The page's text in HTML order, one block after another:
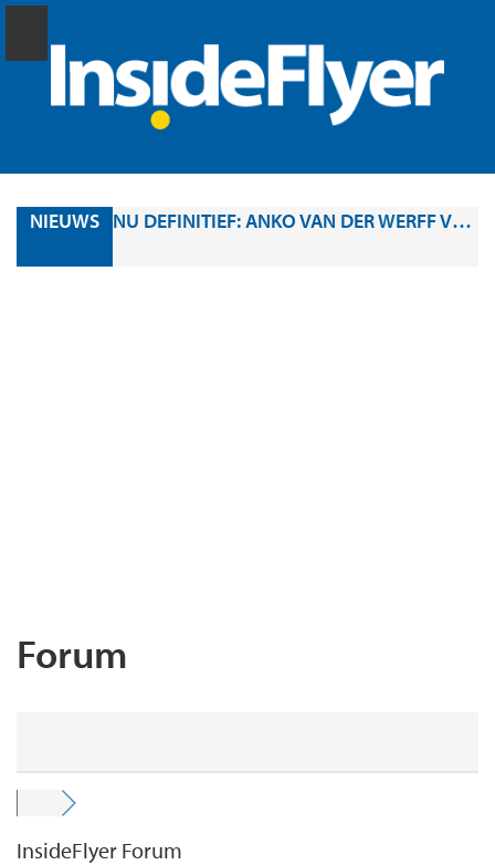
NIEUWS NU DEFINITIEF: ANKO VAN DER WERFF VERRUILT SAS VOOR AIR CANADA
Forum
InsideFlyer Forum